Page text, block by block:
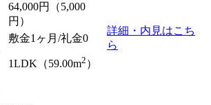
64,000円（5,000
円）
詳細・内見はこち
ら
敷金1ヶ月/礼金0
1LDK（59.00m2 ）